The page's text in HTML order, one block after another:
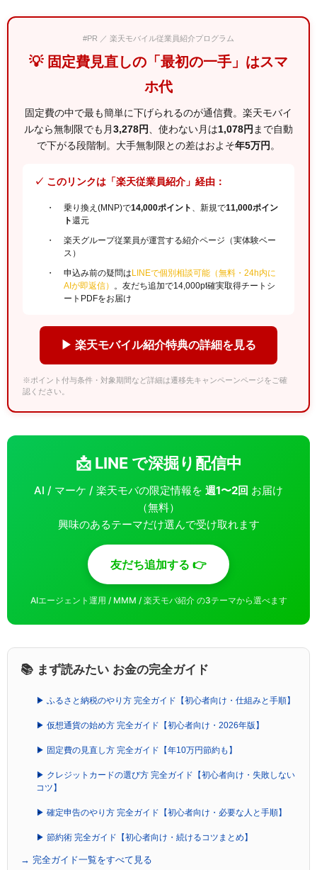
#PR ／ 楽天モバイル従業員紹介プログラム
💡 固定費見直しの「最初の一手」はスマ
ホ代
固定費の中で最も簡単に下げられるのが通信費。楽天モバイ
ルなら無制限でも月3,278円 、使わない月は1,078円 まで自動
で下がる段階制。大手無制限との差はおよそ年5万円 。
✓ このリンクは「楽天従業員紹介」経由：
乗り換え(MNP)で14,000ポイント 、新規で11,000ポイン
ト還元
楽天グループ従業員が運営する紹介ページ（実体験ベー
ス）
申込み前の疑問はLINEで個別相談可能（無料・24h内に
AIが即返信）
。友だち追加で14,000pt確実取得チートシ
ートPDFをお届け
▶ 楽天モバイル紹介特典の詳細を見る
※ポイント付与条件・対象期間など詳細は遷移先キャンペーンページをご確
認ください。
📩 LINE で深掘り配信中
AI / マーケ / 楽天モバの限定情報を 週1〜2回 お届け
（無料）
興味のあるテーマだけ選んで受け取れます
友だち追加する 👉
AIエージェント運用 / MMM / 楽天モバ紹介 の3テーマから選べます
📚 まず読みたい お金の完全ガイド
▶ ふるさと納税のやり方 完全ガイド【初心者向け・仕組みと手順】
▶ 仮想通貨の始め方 完全ガイド【初心者向け・2026年版】
▶ 固定費の見直し方 完全ガイド【年10万円節約も】
▶ クレジットカードの選び方 完全ガイド【初心者向け・失敗しない
コツ】
▶ 確定申告のやり方 完全ガイド【初心者向け・必要な人と手順】
▶ 節約術 完全ガイド【初心者向け・続けるコツまとめ】
→ 完全ガイド一覧をすべて見る